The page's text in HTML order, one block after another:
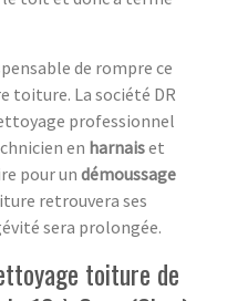
de rompre ce
toiture. La société DR
professionnel
en harnaiset
pour un démoussage
retrouvera ses
sera prolongée.
toiture de